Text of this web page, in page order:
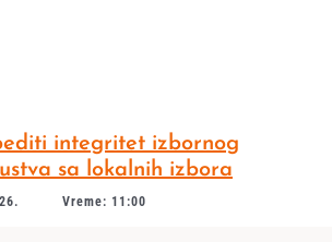
integritet izbornog
sa lokalnih izbora
Vreme: 11:00